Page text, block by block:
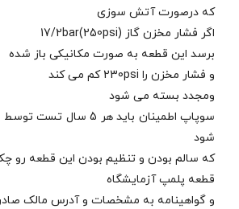
که درصورت آتش سوزی
اگر فشار مخزن گاز 17/2bar(250psi)
برسد این قطعه به صورت مکانیکی باز شده
و فشار مخزن را 230psi کم می کند
ومجدد بسته می شود
سوپاپ اطمینان باید هر 5
شود
که سالم بودن و تنظیم بودن این قطعه رو
قطعه پلمپ آزمایشگاه
و گواهینامه به مشخصات و آدرس مالک